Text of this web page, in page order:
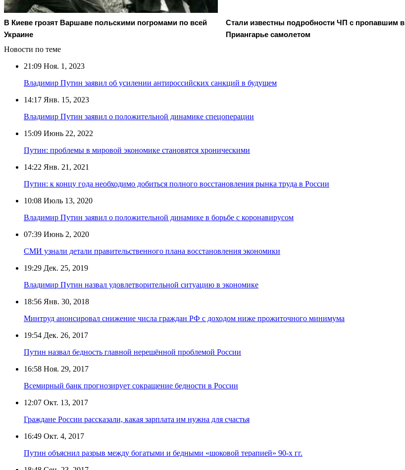
В Киеве грозят Варшаве польскими погромами по всей
Украине
Стали известны подробности ЧП с пропавшим в
Приангарье самолетом
Новости по теме
21:09 Ноя. 1, 2023
Владимир Путин заявил об усилении антироссийских санкций в будущем
14:17 Янв. 15, 2023
Владимир Путин заявил о положительной динамике спецоперации
15:09 Июнь 22, 2022
Путин: проблемы в мировой экономике становятся хроническими
14:22 Янв. 21, 2021
Путин: к концу года необходимо добиться полного восстановления рынка труда в России
10:08 Июль 13, 2020
Владимир Путин заявил о положительной динамике в борьбе с коронавирусом
07:39 Июнь 2, 2020
СМИ узнали детали правительственного плана восстановления экономики
19:29 Дек. 25, 2019
Владимир Путин назвал удовлетворительной ситуацию в экономике
18:56 Янв. 30, 2018
Минтруд анонсировал снижение числа граждан РФ с доходом ниже прожиточного минимума
19:54 Дек. 26, 2017
Путин назвал бедность главной нерешённой проблемой России
16:58 Ноя. 29, 2017
Всемирный банк прогнозирует сокращение бедности в России
12:07 Окт. 13, 2017
Граждане России рассказали, какая зарплата им нужна для счастья
16:49 Окт. 4, 2017
Путин объяснил разрыв между богатыми и бедными «шоковой терапией» 90-х гг.